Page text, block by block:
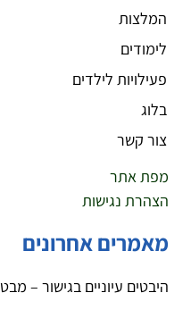
המלצות
לימודים
פעילויות לילדים
בלוג
צור קשר
מפת אתר
הצהרת נגישות
מאמרים אחרונים
היבטים עיוניים בגישור –